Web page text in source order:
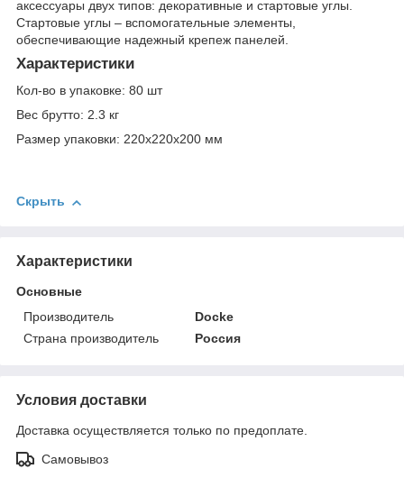
аксессуары двух типов: декоративные и стартовые углы.
Стартовые углы – вспомогательные элементы,
обеспечивающие надежный крепеж панелей.
Характеристики
Кол-во в упаковке: 80 шт
Вес брутто: 2.3 кг
Размер упаковки: 220x220x200 мм
Скрыть
Характеристики
Основные
Производитель
Docke
Страна производитель
Россия
Условия доставки
Доставка осуществляется только по предоплате.
Самовывоз